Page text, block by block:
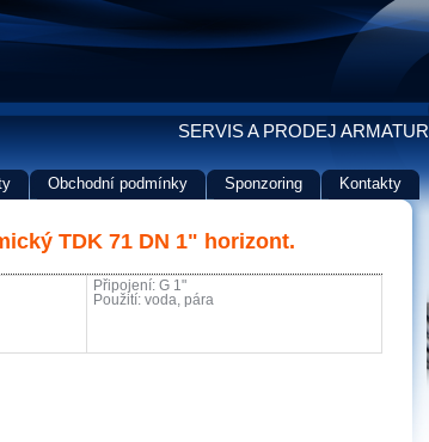
SERVIS A PRODEJ ARMATUR
Obchodní podmínky Sponzoring Kontakty
TDK 71 DN 1" horizont.
Připojení: G 1"
Použití: voda, pára